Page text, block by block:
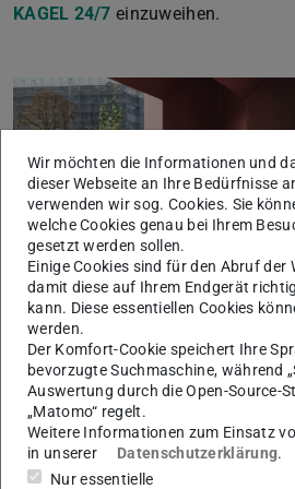
KAGEL 24/7 einzuweihen.
Die Rede von zur Eröffnung wurde
(Kanzler der TU Darmstadt), Prof.
Fachbereichs Bau- und
und Frau Dipl.-Ing. Halbritter
Baumanagement) gehalten.
Zurück
Wir möchten die Informationen und
dieser Webseite an Ihre Bedürfnisse
verwenden wir sog. Cookies. Sie
welche Cookies genau bei Ihrem
gesetzt werden sollen.
Einige Cookies sind für den Abruf der
damit diese auf Ihrem Endgerät
kann. Diese essentiellen Cookies
werden.
Der Komfort-Cookie speichert Ihre
bevorzugte Suchmaschine, während
Auswertung durch die Open-Source-
„Matomo“ regelt.
Weitere Informationen zum Einsatz
in unserer
Datenschutzerklärung.
Nur essentielle